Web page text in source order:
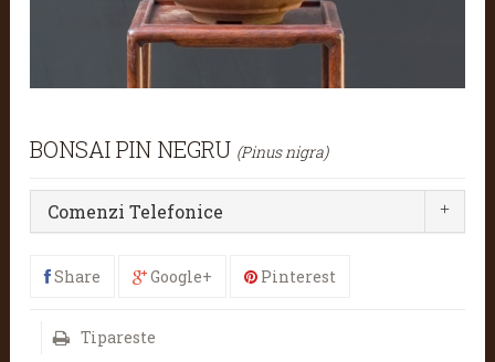
BONSAI PIN NEGRU (Pinus nigra)
Comenzi Telefonice
Share Google+ Pinterest
Tipareste